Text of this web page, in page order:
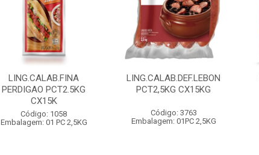
LING.CALAB.FINA
PERDIGAO PCT2.5KG
CX15K
Código: 1058
Embalagem: 01 PC 2,5KG
LING.CALAB.DEF.LEBON
PCT2,5KG CX15KG
Código: 3763
Embalagem: 01PC 2,5KG